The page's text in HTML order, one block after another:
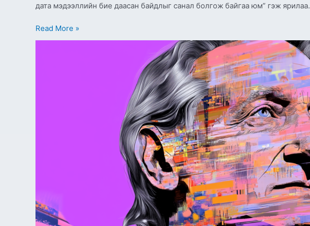
дата мэдээллийн бие даасан байдлыг санал болгож байгаа юм” гэж ярилаа.
Read More »